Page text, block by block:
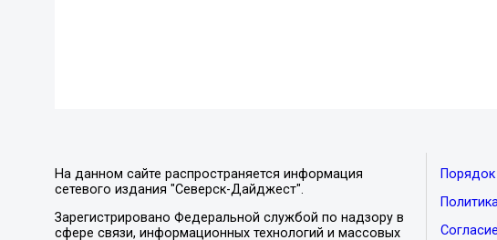
На данном сайте распространяется информация
сетевого издания "Северск-Дайджест".
Зарегистрировано Федеральной службой по надзору в
сфере связи, информационных технологий и массовых